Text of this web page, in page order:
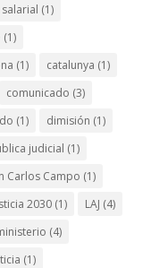
(1)
(1)
(1) catalunya (1)
comunicado (3)
(1) dimisión (1)
judicial (1)
Carlos Campo (1)
2030(1) LAJ (4)
(4)
(1)